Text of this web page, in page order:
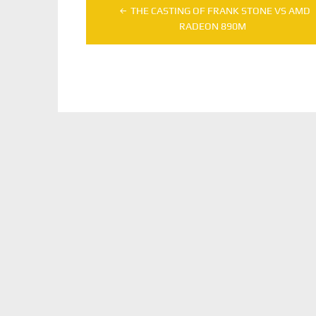
THE CASTING OF FRANK STONE VS AMD
RADEON 890M